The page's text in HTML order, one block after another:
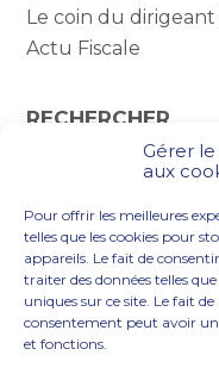
Gérer
aux
Pour offrir les meilleures
telles que les cookies pour
appareils. Le fait de
traiter des données telles
uniques sur ce site. Le fait
consentement peut avoir
et fonctions.
Le coin du dirigeant
Actu Fiscale
RECHERCHER
Rechercher :